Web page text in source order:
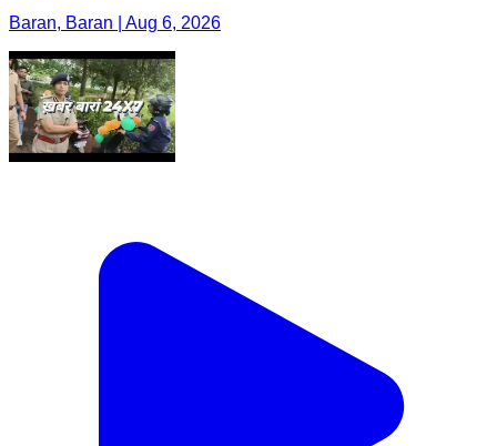
Baran, Baran | Aug 6, 2026